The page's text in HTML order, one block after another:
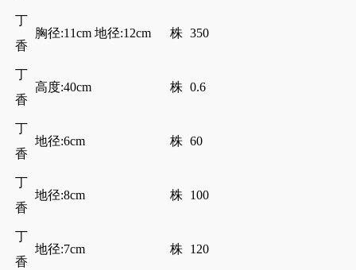
丁
香
胸径:11cm 地径:12cm 株 350
丁
香
高度:40cm 株 0.6
丁
香
地径:6cm 株 60
丁
香
地径:8cm 株 100
丁
香
地径:7cm 株 120